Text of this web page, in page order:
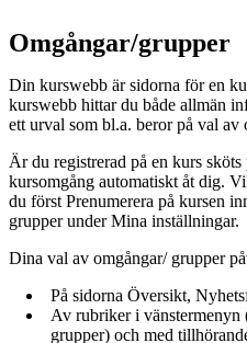
Omgångar/grupper
Din kurswebb är sidorna för en
kurswebb hittar du både allmän
ett urval som bl.a. beror på val av
Är du registrerad på en kurs
kursomgång automatiskt åt dig.
du först Prenumerera på kursen
grupper under Mina inställningar.
Dina val av omgångar/ grupper
På sidorna Översikt,
Av rubriker i vänstermenyn
grupper) och med